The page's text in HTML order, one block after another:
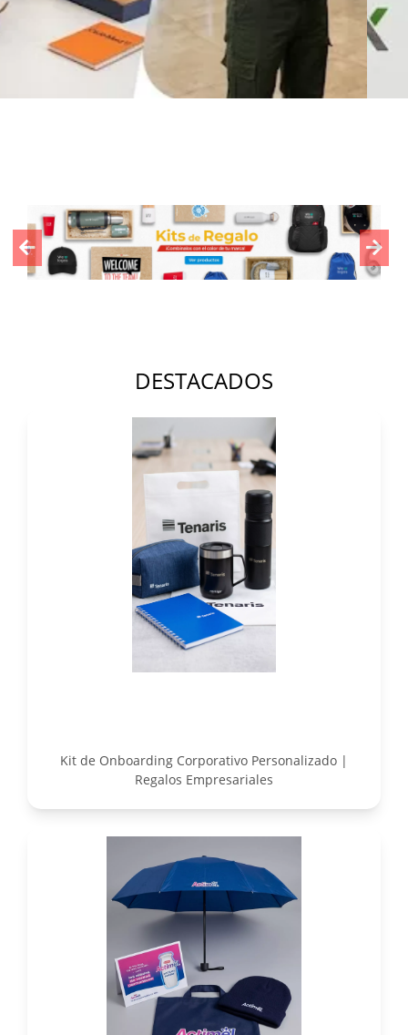
Previous
DESTACADOS
Kit de Onboarding Corporativo Personalizado |
Regalos Empresariales